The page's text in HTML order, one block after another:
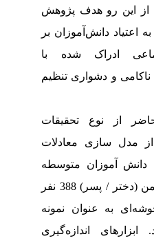
رو هدف پژوهش
دانشآموزان بر
شده با
دشواری تنظیم
تحقیقات
معادلات
متوسطه
دوره دوم شهر بندرترکمن (دختر / پسر) 388 نفر
عنوان نمونه
اندازه‌گیری